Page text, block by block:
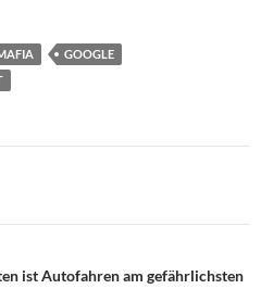
GOOGLE
ist Autofahren am gefährlichsten